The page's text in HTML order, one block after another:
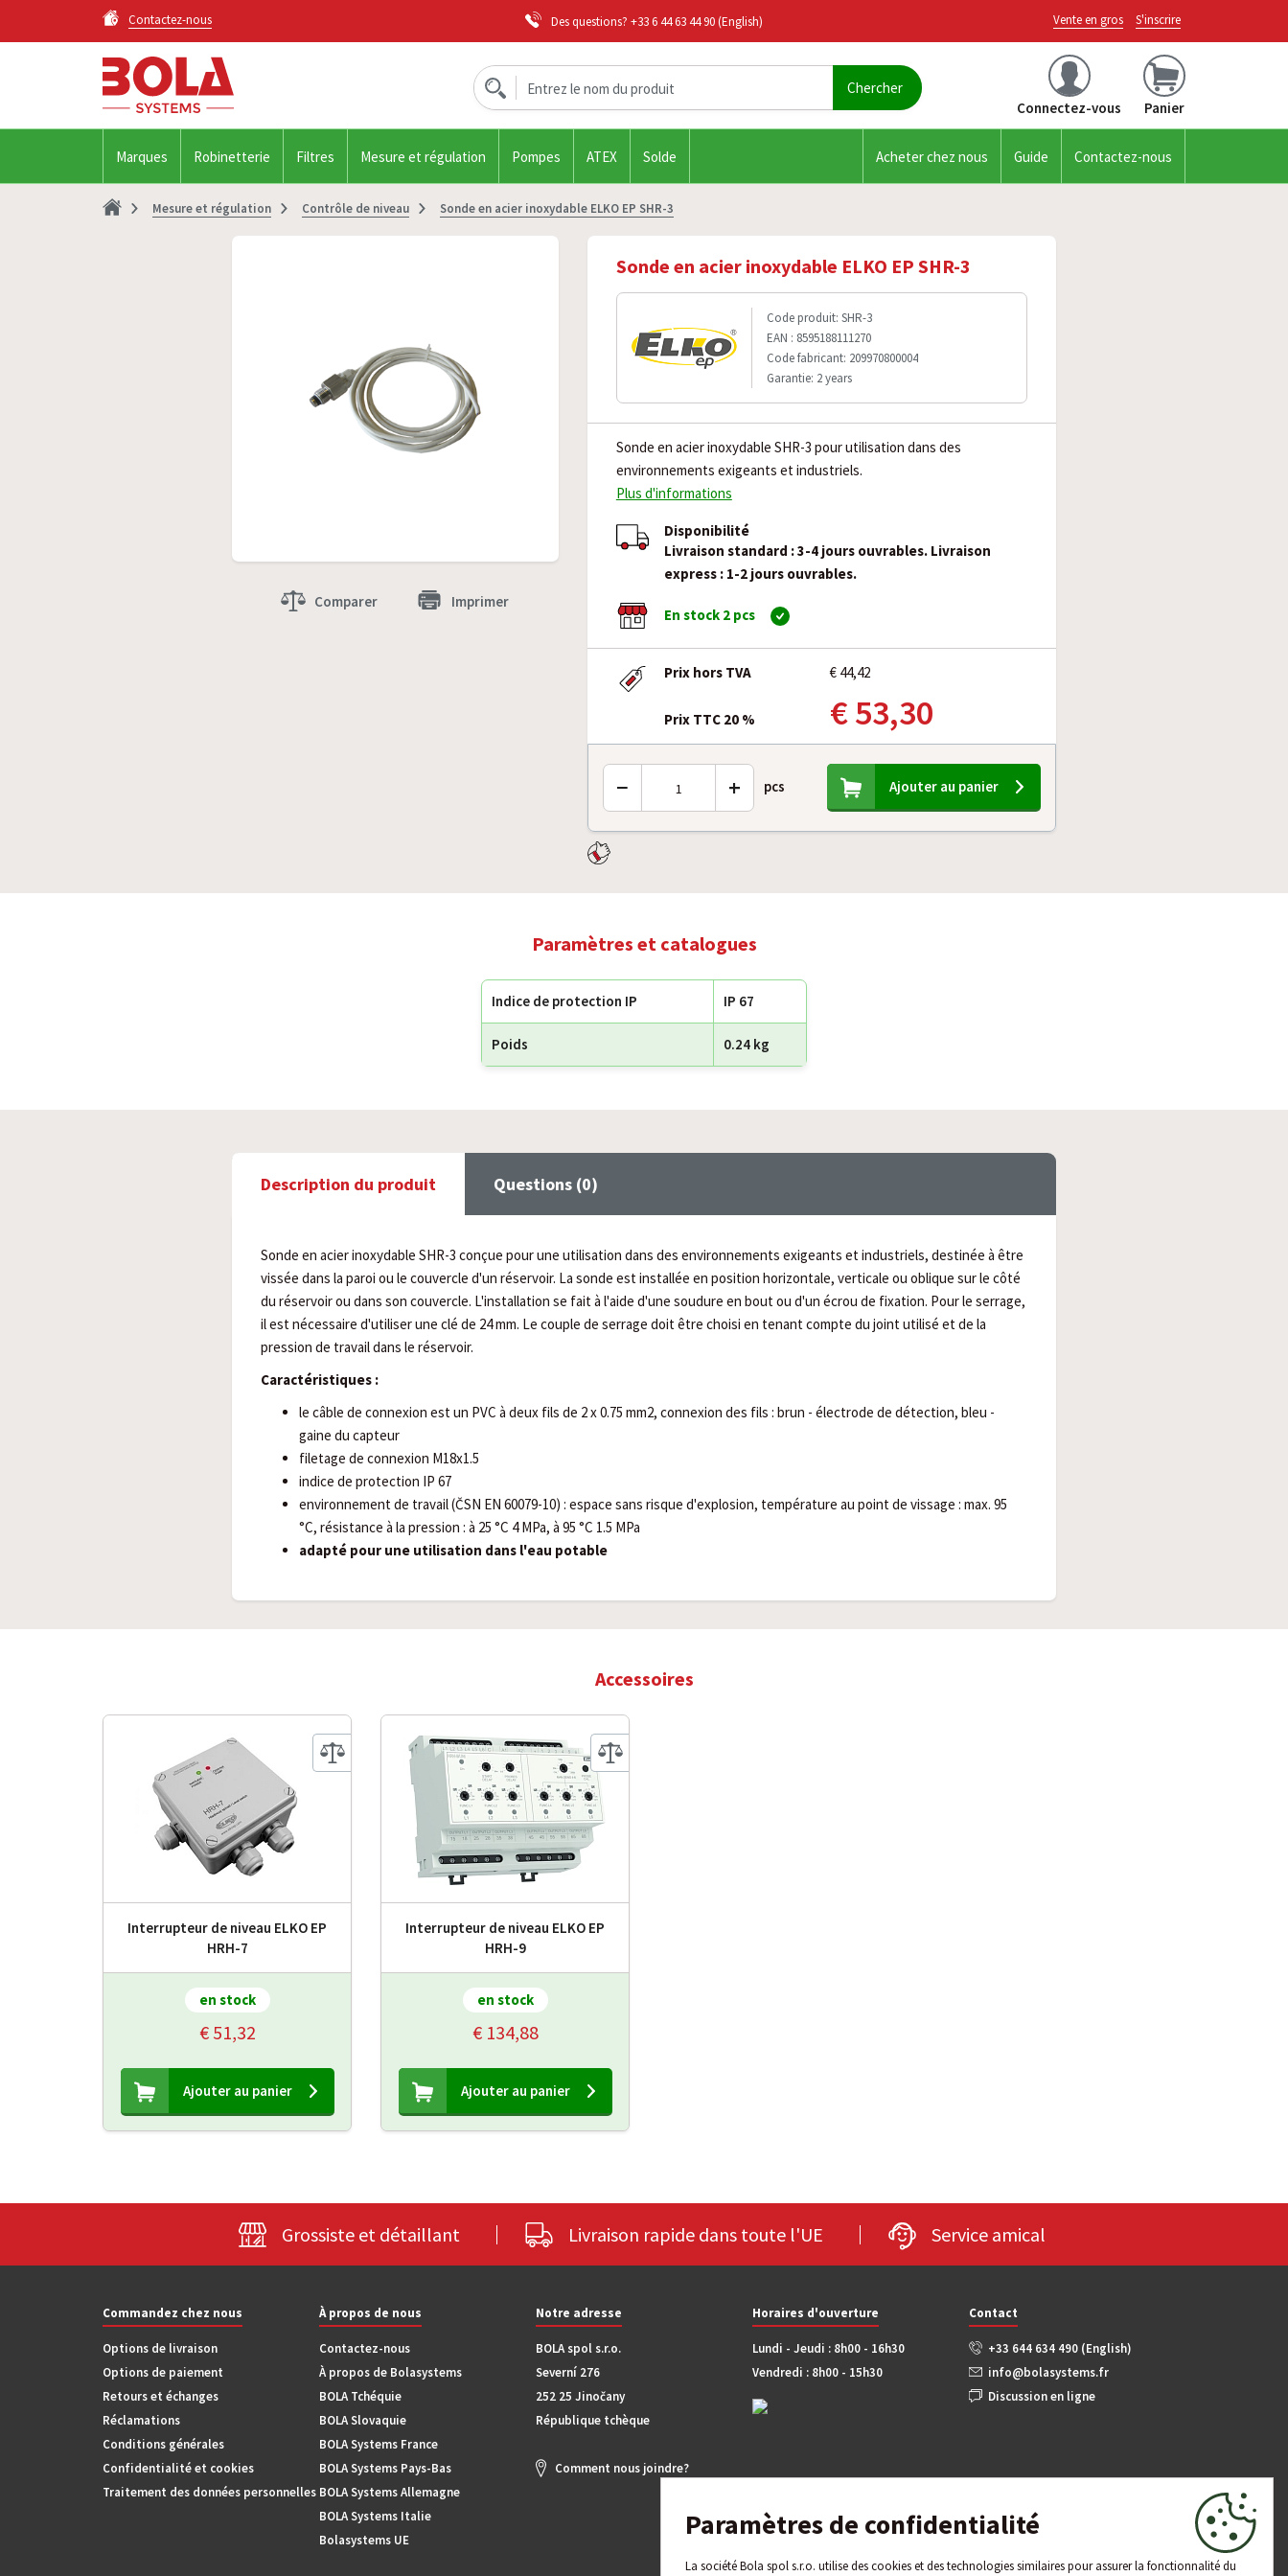
Paramètres de confidentialité
La société Bola spol s.r.o. utilise des cookies et des technologies similaires pour assurer la fonctionnalité du
Contactez-nous Des questions? +33 6 44 63 44 90(English) Vente en gros S'inscrire
Connectez-vous Panier
Marques Robinetterie Filtres Mesure et régulation Pompes ATEX Solde Acheter chez nous Guide Contactez-nous
Mesure et régulation Contrôle de niveau Sonde en acier inoxydable ELKO EP SHR-3
Comparer Imprimer
Sonde en acier inoxydable ELKO EP SHR-3
Code produit: SHR-3
EAN : 8595188111270
Code fabricant: 209970800004
Garantie: 2 years
Sonde en acier inoxydable SHR-3 pour utilisation dans des
environnements exigeants et industriels.
Plus d'informations
Disponibilité
Livraison standard : 3-4 jours ouvrables. Livraison
express : 1-2 jours ouvrables.
En stock 2 pcs
Prix hors TVA € 44,42
Prix TTC 20 % € 53,30
pcs
− + Ajouter au panier
Paramètres et catalogues
Indice de protection IP IP 67
Poids 0.24 kg
Description du produit Questions (0)
Sonde en acier inoxydable SHR-3 conçue pour une utilisation dans des environnements exigeants et industriels, destinée à être
vissée dans la paroi ou le couvercle d'un réservoir. La sonde est installée en position horizontale, verticale ou oblique sur le côté
du réservoir ou dans son couvercle. L'installation se fait à l'aide d'une soudure en bout ou d'un écrou de fixation. Pour le serrage,
il est nécessaire d'utiliser une clé de 24 mm. Le couple de serrage doit être choisi en tenant compte du joint utilisé et de la
pression de travail dans le réservoir.
Caractéristiques :
le câble de connexion est un PVC à deux fils de 2 x 0.75 mm2, connexion des fils : brun - électrode de détection, bleu -
gaine du capteur
filetage de connexion M18x1.5
indice de protection IP 67
environnement de travail (ČSN EN 60079-10) : espace sans risque d'explosion, température au point de vissage : max. 95
°C, résistance à la pression : à 25 °C 4 MPa, à 95 °C 1.5 MPa
adapté pour une utilisation dans l'eau potable
Accessoires
Interrupteur de niveau ELKO EP
HRH-7
en stock
€ 51,32
Ajouter au panier
Interrupteur de niveau ELKO EP
HRH-9
en stock
€ 134,88
Ajouter au panier
Grossiste et détaillant Livraison rapide dans toute l'UE Service amical
Commandez chez nous
Options de livraison
Options de paiement
Retours et échanges
Réclamations
Conditions générales
Confidentialité et cookies
Traitement des données personnelles
À propos de nous
Contactez-nous
À propos de Bolasystems
BOLA Tchéquie
BOLA Slovaquie
BOLA Systems France
BOLA Systems Pays-Bas
BOLA Systems Allemagne
BOLA Systems Italie
Bolasystems UE
Notre adresse
BOLA spol s.r.o.
Severní 276
252 25 Jinočany
République tchèque
Comment nous joindre?
Horaires d'ouverture
Lundi - Jeudi : 8h00 - 16h30
Vendredi : 8h00 - 15h30
Contact
+33 644 634 490 (English)
info@bolasystems.fr
Discussion en ligne